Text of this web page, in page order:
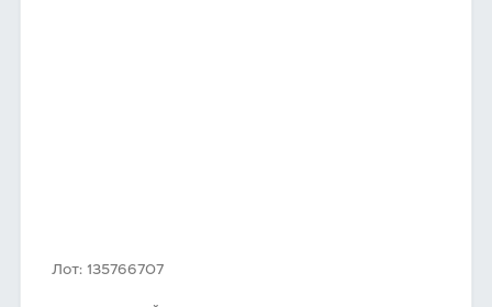
Лот: 135766707